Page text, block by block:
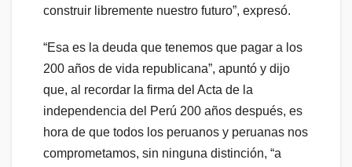
construir libremente nuestro futuro”, expresó.
“Esa es la deuda que tenemos que pagar a los
200 años de vida republicana”, apuntó y dijo
que, al recordar la firma del Acta de la
independencia del Perú 200 años después, es
hora de que todos los peruanos y peruanas nos
comprometamos, sin ninguna distinción, “a